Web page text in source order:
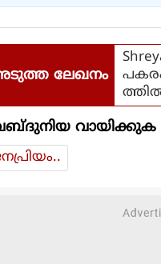
ലേഖനം
വായിക്കുക